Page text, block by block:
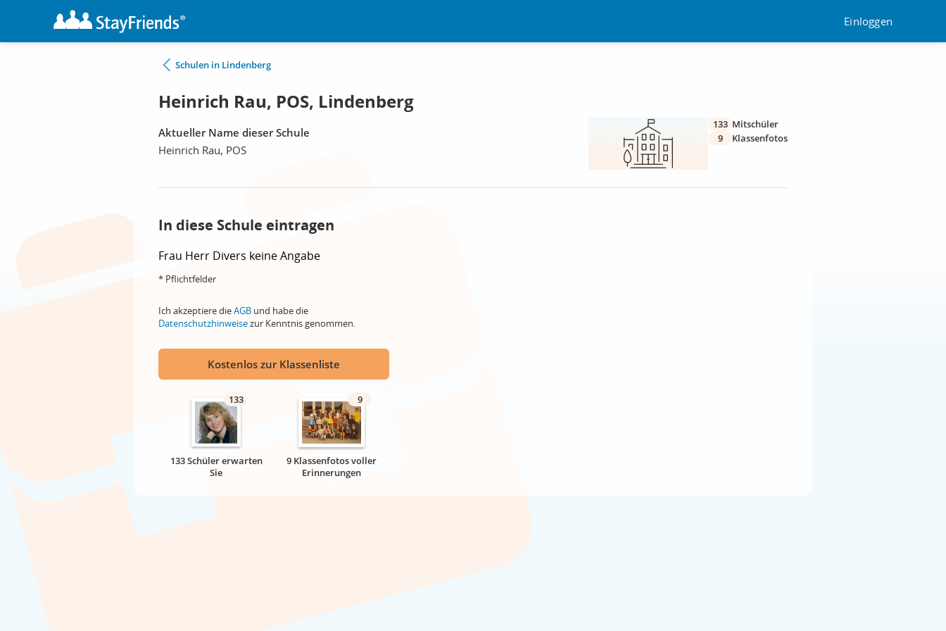
Einloggen
Schulen in Lindenberg
Heinrich Rau, POS, Lindenberg
Aktueller Name dieser Schule
Heinrich Rau, POS
133 Mitschüler
9
Klassenfotos
In diese Schule eintragen
Frau Herr Divers keine Angabe
* Pflichtfelder
Ich akzeptiere dieAGB und habe die
Datenschutzhinweisezur Kenntnis genommen.
Kostenlos zur Klassenliste
133
133 Schüler erwarten
Sie
9
9 Klassenfotos voller
Erinnerungen